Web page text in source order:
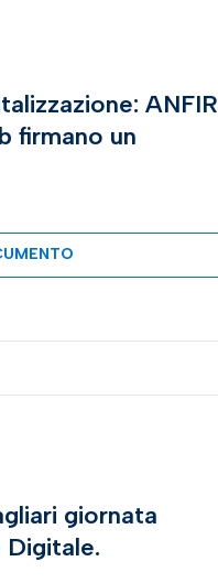
ANFIR
firmano un
giornata
Digitale.